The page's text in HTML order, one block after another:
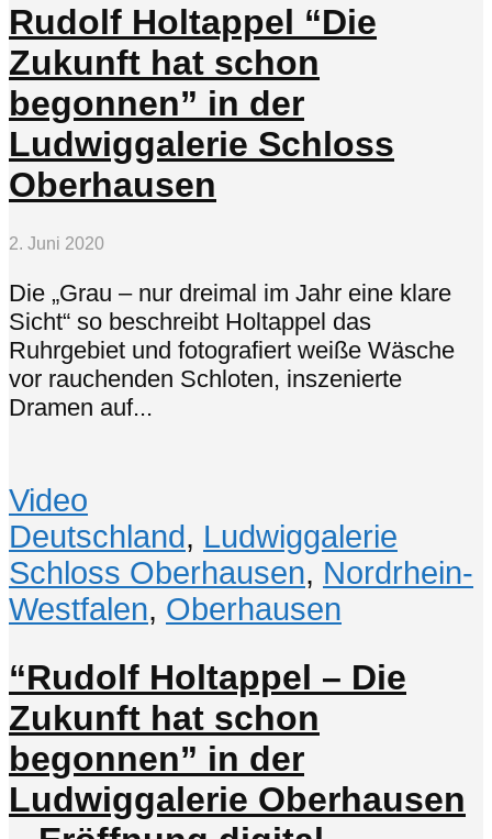
Rudolf Holtappel “Die
Zukunft hat schon
begonnen” in der
Ludwiggalerie Schloss
Oberhausen
2. Juni 2020
Die „Grau – nur dreimal im Jahr eine klare
Sicht“ so beschreibt Holtappel das
Ruhrgebiet und fotografiert weiße Wäsche
vor rauchenden Schloten, inszenierte
Dramen auf...
Video
Deutschland, Ludwiggalerie
Schloss Oberhausen, Nordrhein-
Westfalen, Oberhausen
“Rudolf Holtappel – Die
Zukunft hat schon
begonnen” in der
Ludwiggalerie Oberhausen